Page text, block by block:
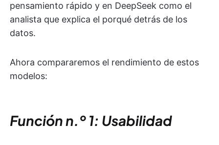
pensamiento rápido y en DeepSeek como el
analista que explica el porqué detrás de los
datos.
Ahora compararemos el rendimiento de estos
modelos:
Función n.º 1: Usabilidad